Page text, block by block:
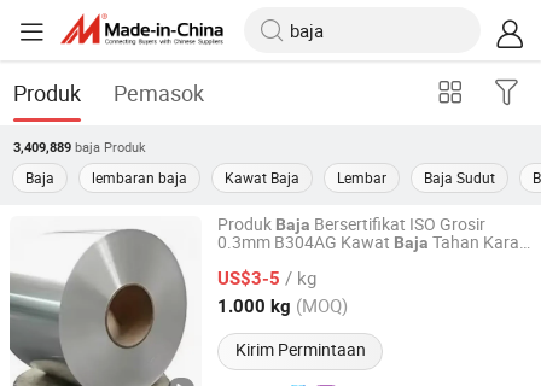
Produk Pemasok
3,409,889 baja Produk
Baja lembaran baja Kawat Baja Lembar Baja Sudut
Produk Baja Bersertifikat ISO Grosir
0.3mm B304AG Kawat Baja Tahan Karat
US$3-5 / kg
1.000 kg (MOQ)
Kirim Permintaan
Shanghai Xudeng Industrial Co., Ltd
Shanghai, China Harga mulai 2025